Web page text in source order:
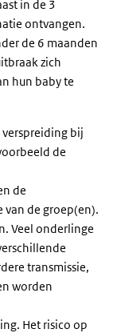
in de 3
ontvangen.
de 6 maanden
zich
hun baby te
bij
de
de
de groep(en).
Veel onderlinge
transmissie,
worden
Het risico op